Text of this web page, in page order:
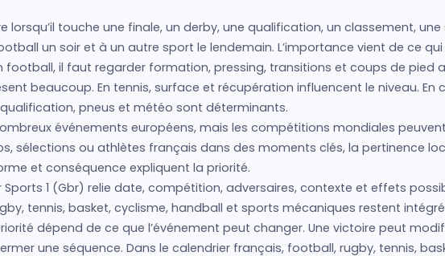
lorsqu’il touche une finale, un derby, une qualification, un classement,
un soir et à un autre sport le lendemain. L’importance vient de ce
football, il faut regarder formation, pressing, transitions et coups de pied
beaucoup. En tennis, surface et récupération influencent le niveau.
pneus et météo sont déterminants.
événements européens, mais les compétitions mondiales
sélections ou athlètes français dans des moments clés, la pertinence
et conséquence expliquent la priorité.
Sports 1 (Gbr) relie date, compétition, adversaires, contexte et effets
tennis, basket, cyclisme, handball et sports mécaniques restent
dépend de ce que l’événement peut changer. Une victoire peut
une séquence. Dans le calendrier français, football, rugby, tennis,